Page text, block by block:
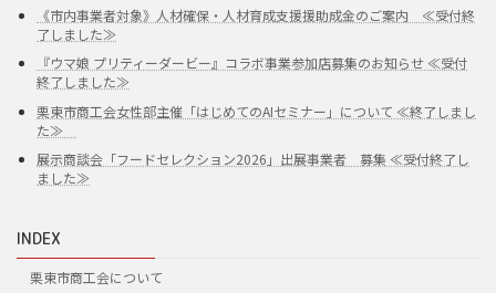
《市内事業者対象》人材確保・人材育成支援援助成金のご案内 ≪受付終
了しました≫
『ウマ娘 プリティーダービー』コラボ事業参加店募集のお知らせ ≪受付
終了しました≫
栗東市商工会女性部主催「はじめてのAIセミナー」について ≪終了しまし
た≫
展示商談会「フードセレクション2026」出展事業者 募集 ≪受付終了し
ました≫
INDEX
栗東市商工会について